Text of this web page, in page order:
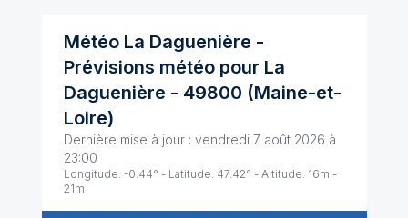
Météo La Daguenière -
Prévisions météo pour La
Daguenière - 49800 (Maine-et-
Loire)
Dernière mise à jour : vendredi 7 août 2026 à
23:00
Longitude: -0.44° - Latitude: 47.42° - Altitude: 16m -
21m